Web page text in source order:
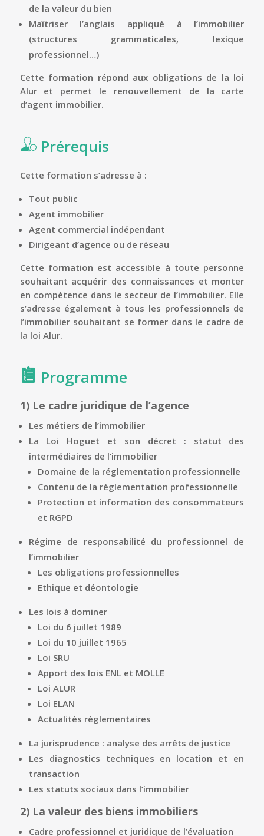
de la valeur du bien
Maîtriser l’anglais appliqué à l’immobilier
(structures grammaticales, lexique
professionnel…)
Cette formation répond aux obligations de la loi
Alur et permet le renouvellement de la carte
d’agent immobilier.
Prérequis
Cette formation s’adresse à :
Tout public
Agent immobilier
Agent commercial indépendant
Dirigeant d’agence ou de réseau
Cette formation est accessible à toute personne
souhaitant acquérir des connaissances et monter
en compétence dans le secteur de l’immobilier. Elle
s’adresse également à tous les professionnels de
l’immobilier souhaitant se former dans le cadre de
la loi Alur.
Programme
1) Le cadre juridique de l’agence
Les métiers de l’immobilier
La Loi Hoguet et son décret : statut des
intermédiaires de l’immobilier
Domaine de la réglementation professionnelle
Contenu de la réglementation professionnelle
Protection et information des consommateurs
et RGPD
Régime de responsabilité du professionnel de
l’immobilier
Les obligations professionnelles
Ethique et déontologie
Les lois à dominer
Loi du 6 juillet 1989
Loi du 10 juillet 1965
Loi SRU
Apport des lois ENL et MOLLE
Loi ALUR
Loi ELAN
Actualités réglementaires
La jurisprudence : analyse des arrêts de justice
Les diagnostics techniques en location et en
transaction
Les statuts sociaux dans l’immobilier
2) La valeur des biens immobiliers
Cadre professionnel et juridique de l’évaluation